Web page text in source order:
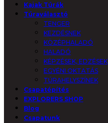
Kajak Túrák
Túraválasztó
TENGER
KEZDÉSNEK
KÖZÉPHALADÓ
HALADÓ
KÉPZÉSEK, EDZÉSEK
EGYÉNI OKTATÁS
TÚRAHELYSZÍNEK
Csapatépítés
EXPLORERS SHOP
Blog
Csapatunk